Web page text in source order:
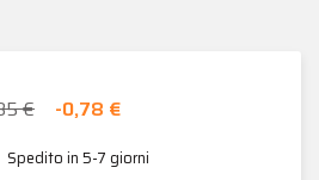
€ -0,78 €
Spedito in 5-7 giorni